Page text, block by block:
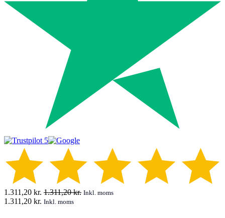
1.311,20 kr. 1.311,20kr. Inkl. moms
1.311,20 kr. Inkl. moms